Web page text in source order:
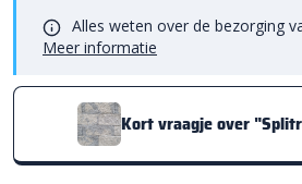
Alles weten over de bezorging
Meer informatie
Kort vraagje over